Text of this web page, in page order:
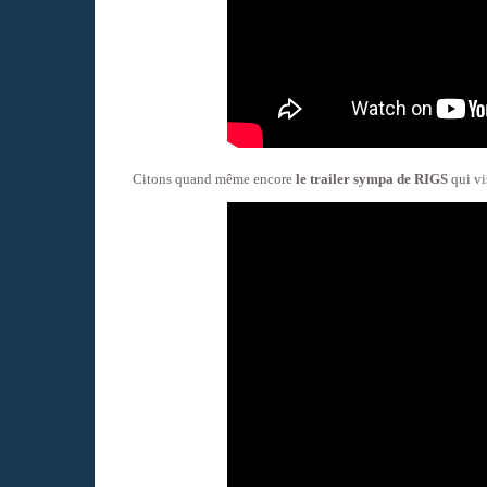
Citons quand même encore le trailer sympa de RIGS qui